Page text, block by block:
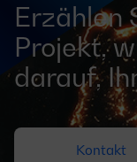
Erzählen
Projekt,
darauf,
Kontakt